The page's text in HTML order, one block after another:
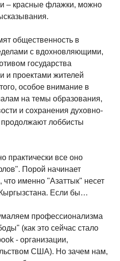
– красные флажки, можно
общественность в
с вдохновляющими,
государства
и проектами жителей
особое внимание в
на темы образования,
и сохранения духовно-
продолжают лоббисты
практически все оно
Порой начинает
именно "Азаттык" несет
Если бы…
профессионализма
(как это сейчас стало
- организации,
США). Но зачем нам,